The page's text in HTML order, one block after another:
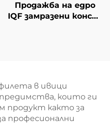
Продажба на едро
IQF замразени конски
в ивици
които ги
продукт както за
професионални